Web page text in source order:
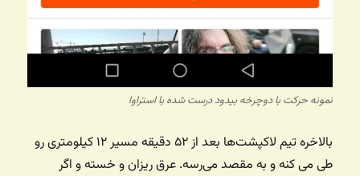
نمونه حرکت با دوچرخه بیدود درست شده با استراوا
بالاخره تیم لاکپشت‌ها بعد از ۵۲ دقیقه مسیر ۱۲ کیلومتری رو
طی می کنه و به مقصد می‌رسه. عرق ریزان و خسته و اگر